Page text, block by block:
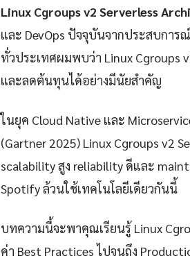
Linux Cgroups v2 Serverless
และ DevOps ปัจจุบันจากประสบกา
ทั่วประเทศผมพบว่า Linux Cgroups
และลดต้นทุนได้อย่างมีนัยสำคัญ
ในยุค Cloud Native และ
(Gartner 2025) Linux Cgroups v2
scalability สูง reliability ดีและ
Spotify ล้วนใช้เทคโนโลยีเดียวกันนี้
บทความนี้จะพาคุณเรียนรู้ Linux
ค่า Best Practices ไปจนถึง